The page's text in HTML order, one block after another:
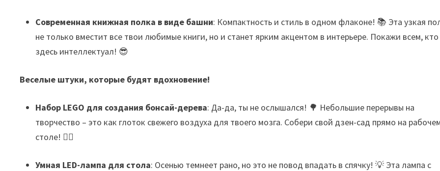
Современная книжная полка в виде башни: Компактность и стиль в одном флаконе! 📚 Эта узкая
не только вместит все твои любимые книги, но и станет ярким акцентом в интерьере. Покажи всем, кто
здесь интеллектуал! 😎
Веселые штуки, которые будят вдохновение!
Набор LEGO для создания бонсай-дерева: Да-да, ты не ослышался! 🌳 Небольшие перерывы на
творчество – это как глоток свежего воздуха для твоего мозга. Собери свой дзен-сад прямо на
столе! 🧘‍♀️
Умная LED-лампа для стола: Осенью темнеет рано, но это не повод впадать в спячку! 💡 Эта лампа с